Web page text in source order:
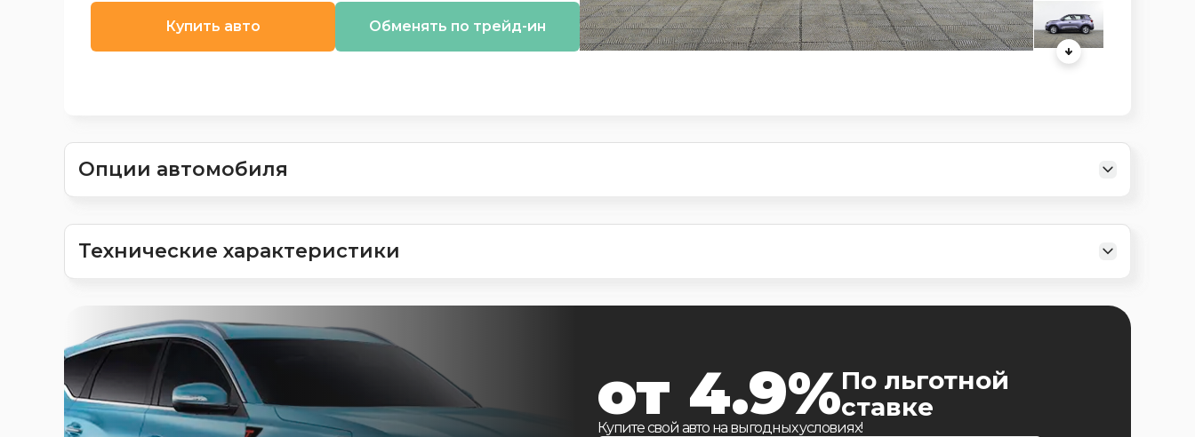
Купить авто Обменять по трейд-ин
Опции автомобиля
Технические характеристики
от 4.9%По льготной
ставке
Купите свой авто на выгодных условиях!